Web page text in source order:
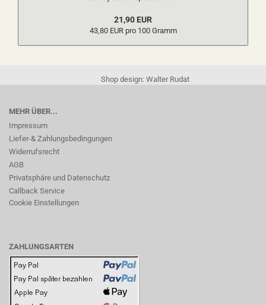
21,90 EUR
43,80 EUR pro 100 Gramm
Shop design: Walter Rudat
MEHR ÜBER...
Impressum
Liefer-& Zahlungsbedingungen
Widerrufsrecht
AGB
Privatsphäre und Datenschutz
Callback Service
Cookie Einstellungen
ZAHLUNGSARTEN